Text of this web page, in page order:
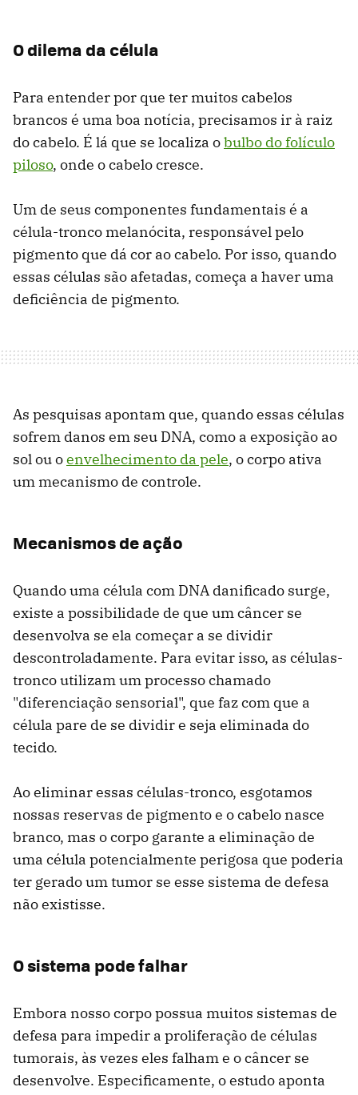
O dilema da célula
Para entender por que ter muitos cabelos
brancos é uma boa notícia, precisamos ir à raiz
do cabelo. É lá que se localiza obulbo do folículo
piloso, onde o cabelo cresce.
Um de seus componentes fundamentais é a
célula-tronco melanócita, responsável pelo
pigmento que dá cor ao cabelo. Por isso, quando
essas células são afetadas, começa a haver uma
deficiência de pigmento.
As pesquisas apontam que, quando essas células
sofrem danos em seu DNA, como a exposição ao
sol ou oenvelhecimento da pele, o corpo ativa
um mecanismo de controle.
Mecanismos de ação
Quando uma célula com DNA danificado surge,
existe a possibilidade de que um câncer se
desenvolva se ela começar a se dividir
descontroladamente. Para evitar isso, as células-
tronco utilizam um processo chamado
"diferenciação sensorial", que faz com que a
célula pare de se dividir e seja eliminada do
tecido.
Ao eliminar essas células-tronco, esgotamos
nossas reservas de pigmento e o cabelo nasce
branco, mas o corpo garante a eliminação de
uma célula potencialmente perigosa que poderia
ter gerado um tumor se esse sistema de defesa
não existisse.
O sistema pode falhar
Embora nosso corpo possua muitos sistemas de
defesa para impedir a proliferação de células
tumorais, às vezes eles falham e o câncer se
desenvolve. Especificamente, o estudo aponta